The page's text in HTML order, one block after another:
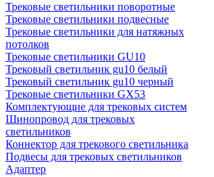
Трековые светильники поворотные
Трековые светильники подвесные
Трековые светильники для натяжных
потолков
Трековые светильники GU10
Трековый светильник gu10 белый
Трековый светильник gu10 черный
Трековые светильники GX53
Комплектующие для трековых систем
Шинопровод для трековых
светильников
Коннектор для трекового светильника
Подвесы для трековых светильников
Адаптер